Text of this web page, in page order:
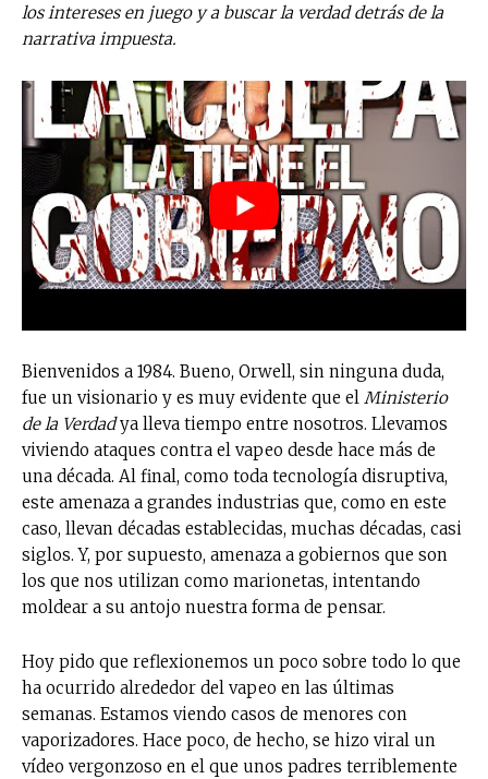
los intereses en juego y a buscar la verdad detrás de la
narrativa impuesta.
Bienvenidos a 1984. Bueno, Orwell, sin ninguna duda,
fue un visionario y es muy evidente que el Ministerio
de la Verdadya lleva tiempo entre nosotros. Llevamos
viviendo ataques contra el vapeo desde hace más de
una década. Al final, como toda tecnología disruptiva,
este amenaza a grandes industrias que, como en este
caso, llevan décadas establecidas, muchas décadas, casi
siglos. Y, por supuesto, amenaza a gobiernos que son
los que nos utilizan como marionetas, intentando
moldear a su antojo nuestra forma de pensar.
Hoy pido que reflexionemos un poco sobre todo lo que
ha ocurrido alrededor del vapeo en las últimas
semanas. Estamos viendo casos de menores con
vaporizadores. Hace poco, de hecho, se hizo viral un
vídeo vergonzoso en el que unos padres terriblemente